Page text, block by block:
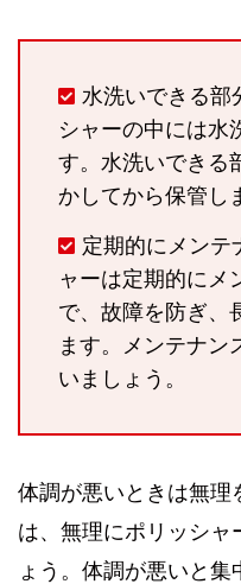
水洗いできる部
シャーの中には水
す。水洗いできる
かしてから保管し
定期的にメンテ
ャーは定期的にメ
で、故障を防ぎ、
ます。メンテナン
いましょう。
体調が悪いときは無理
は、無理にポリッシャ
ょう。体調が悪いと